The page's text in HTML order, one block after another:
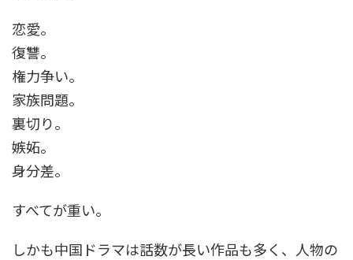
恋愛。
復讐。
権力争い。
家族問題。
裏切り。
嫉妬。
身分差。
すべてが重い。
しかも中国ドラマは話数が長い作品も多く、人物の